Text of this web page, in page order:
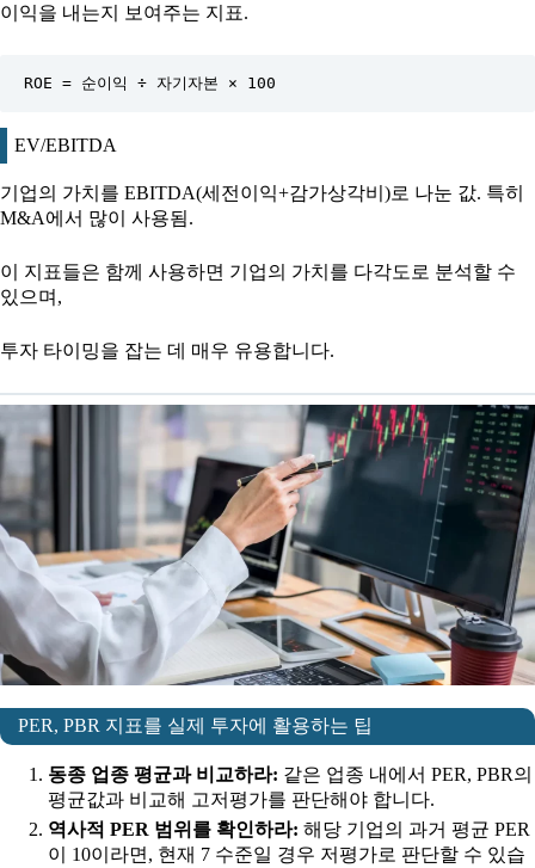
이익을 내는지 보여주는 지표.
ROE = 순이익 ÷ 자기자본 × 100
EV/EBITDA
기업의 가치를 EBITDA(세전이익+감가상각비)로 나눈 값. 특히
M&A에서 많이 사용됨.
이 지표들은 함께 사용하면 기업의 가치를 다각도로 분석할 수
있으며,
투자 타이밍을 잡는 데 매우 유용합니다.
PER, PBR 지표를 실제 투자에 활용하는 팁
동종 업종 평균과 비교하라: 같은 업종 내에서 PER, PBR의
평균값과 비교해 고저평가를 판단해야 합니다.
역사적 PER 범위를 확인하라: 해당 기업의 과거 평균 PER
이 10이라면, 현재 7 수준일 경우 저평가로 판단할 수 있습